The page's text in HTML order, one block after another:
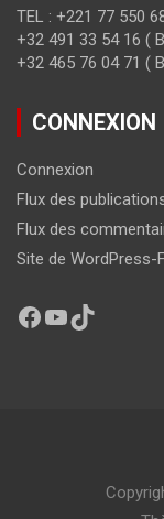
TEL : +221 77 550
+32 491 33 54 16 (
+32 465 76 04 71 (
CONNEXION
Connexion
Flux des
Flux des
Site de WordPress-